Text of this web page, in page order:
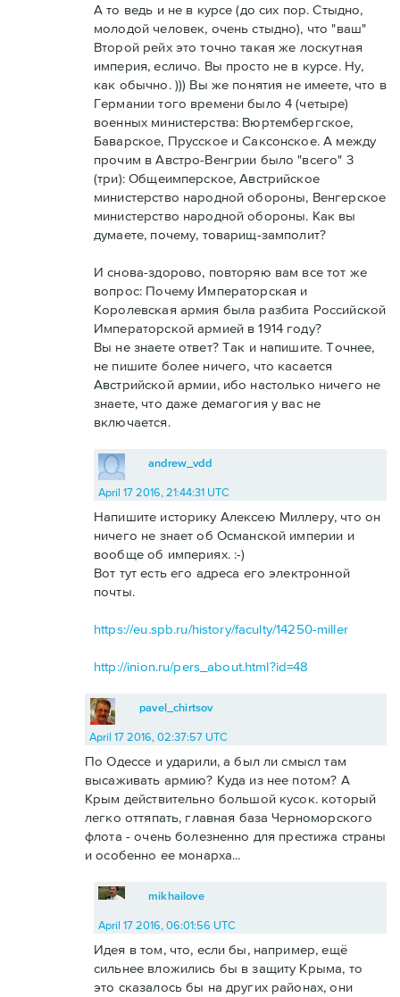
А то ведь и не в курсе (до сих пор. Стыдно,
молодой человек, очень стыдно), что "ваш"
Второй рейх это точно такая же лоскутная
империя, есличо. Вы просто не в курсе. Ну,
как обычно. ))) Вы же понятия не имеете, что в
Германии того времени было 4 (четыре)
военных министерства: Вюртембергское,
Баварское, Прусское и Саксонское. А между
прочим в Австро-Венгрии было "всего" 3
(три): Общеимперское, Австрийское
министерство народной обороны, Венгерское
министерство народной обороны. Как вы
думаете, почему, товарищ-замполит?
И снова-здорово, повторяю вам все тот же
вопрос: Почему Императорская и
Королевская армия была разбита Российской
Императорской армией в 1914 году?
Вы не знаете ответ? Так и напишите. Точнее,
не пишите более ничего, что касается
Австрийской армии, ибо настолько ничего не
знаете, что даже демагогия у вас не
включается.
andrew_vdd
April 17 2016, 21:44:31 UTC
Напишите историку Алексею Миллеру, что он
ничего не знает об Османской империи и
вообще об империях. :-)
Вот тут есть его адреса его электронной
почты.
https://eu.spb.ru/history/faculty/14250-miller
http://inion.ru/pers_about.html?id=48
pavel_chirtsov
April 17 2016, 02:37:57 UTC
По Одессе и ударили, а был ли смысл там
высаживать армию? Куда из нее потом? А
Крым действительно большой кусок. который
легко оттяпать, главная база Черноморского
флота - очень болезненно для престижа страны
и особенно ее монарха...
mikhailove
April 17 2016, 06:01:56 UTC
Идея в том, что, если бы, например, ещё
сильнее вложились бы в защиту Крыма, то
это сказалось бы на других районах, они